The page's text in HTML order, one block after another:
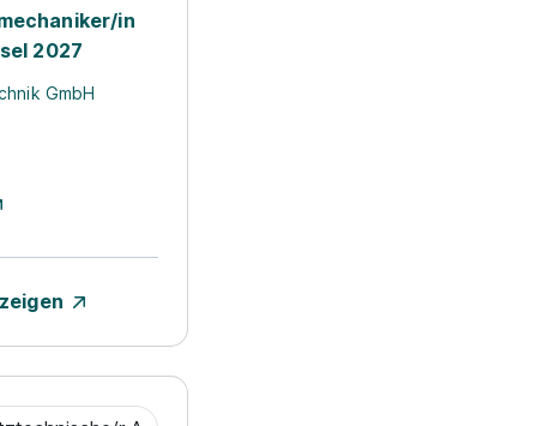
in
2027
GmbH